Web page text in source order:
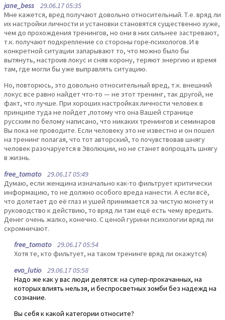
jane_bess 29.06.17 05:35
Мне кажется, вред получают довольно относительный. Т.е. вряд ли
их настройки личности и установки становятся существенно хуже,
чем до прохождения тренингов, но они в них сильнее застревают,
т.к. получают подкрепление со стороны горе-психологов. И в
конкретной ситуации запарывают то, что можно было бы
вытянуть, настроив локус и сняв корону, теряют энергию и время
там, где могли бы уже выправлять ситуацию.
Но, повторюсь, это довольно относительный вред, т.к. внешний
локус все равно найдет что-то — не этот тренинг, так другой, не
факт, что лучше. При хороших настройках личности человек в
принципе туда не пойдет ,потому что она Вашей странице
русским по белому написано, что никаких тренингов и семинаров
Вы пока не проводите. Если человеку это не известно и он пошел
на тренинг полагая, что тот авторский, то почувствовав шнягу
человек разочаруется в Эволюции, но не станет вопрощать шнягу
в жизнь.
free_tomato29.06.17 05:49
Думаю, если женщина изначально как-то фильтрует критически
информацию, то не должно особого вреда нанести. А если всё,
что долетает до её глаз и ушей принимается за чистую монету и
руководство к действию, то вряд ли там ещё есть чему вредить.
Денег очень жалко, конечно. С ценой гурини психологии вряд ли
скромничают.
free_tomato29.06.17 05:54
Хотя те, кто фильтует, на таком тренинге вряд ли окажутся)
evo_lutio29.06.17 05:58
Надо же как у вас люди делятся: на супер-прокачанных, на
которых влиять нельзя, и беспросветных зомби без надежд на
сознание.
Вы себя к какой категории относите?